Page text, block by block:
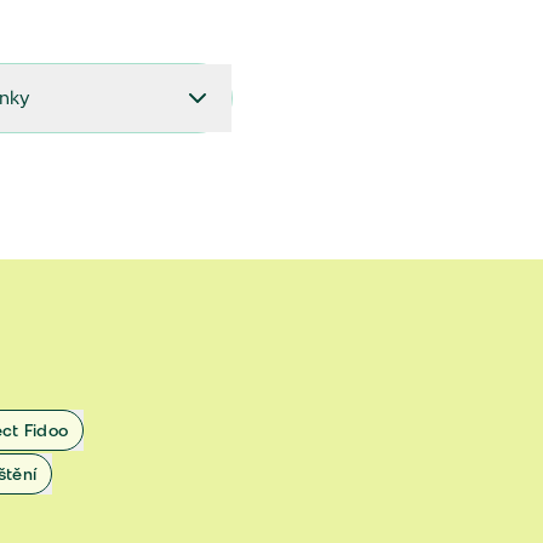
do 31.10.2022
do 8.7.2020
do 31.10.2019
Fidoo